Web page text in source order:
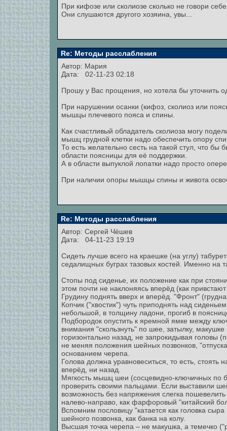
При кифозе или сколиозе сколько не говори
Они слушаются другого хозяина, увы...
Re: Методы расслабления
Автор: Мария
Дата: 02-11-23 02:18
Прошу у Вас прощения, но хотела бы уточнить
При нарушении осанки (кифоз, сколиоз или
мышцы плечевого пояса и спины.
Как счастливый обладатель сколиоза могу
мышц грудной клетки надо обеспечить опору
То есть желательно сесть на такой стул, что
области поясницы для её поддержки.
А в области выпуклой лопатки надо просто
При наличии опоры мышцы спины и живота
Re: Методы расслабления
Автор: Сергей Чёшев
Дата: 04-11-23 19:19
Сидеть лучше всего на краешке (на углу)
седалищных буграх тазовых костей. Именно на
Стопы под сиденье, их положение как при
этом почти не наклоняясь вперёд (как
Грудину поднять вверх и вперёд. "Фронт"
Копчик ("хвостик") чуть приподнять над
небольшой, в толщину ладони, прогиб в
Подбородок опустить к яремной ямке между
внимания "скользнуть" по шее, затылку, макушке
горизонтально назад, не запрокидывая
не меняя положения шейных позвонков,
основанием черепа.
Голова должна уравновеситься, то есть,
вперёд, ни назад.
Мягкость мышц шеи (сосцевидно-ключичных по
проверить своими пальцами. Если выставили
возможность без напряжения слегка
налево-направо, как фарфоровый "китайский
Вспомним пословицу "катается как головка
шейного позвонка, как банка на колу.
Высшая точка черепа – не макушка, а темечко